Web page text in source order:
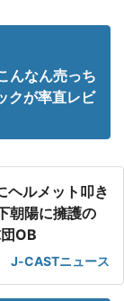
んなん売っち
クが率直レビ
ヘルメット叩き
朝陽に擁護の
OB
J-CASTニュース